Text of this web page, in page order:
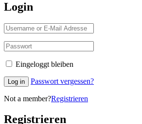
Login
Eingeloggt bleiben
Log in Passwort vergessen?
Not a member?Registrieren
Registrieren